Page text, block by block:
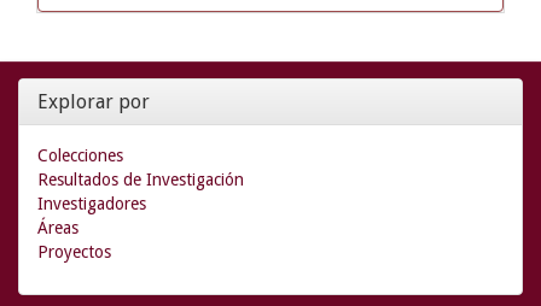
Explorar por
Colecciones
Resultados de Investigación
Investigadores
Áreas
Proyectos